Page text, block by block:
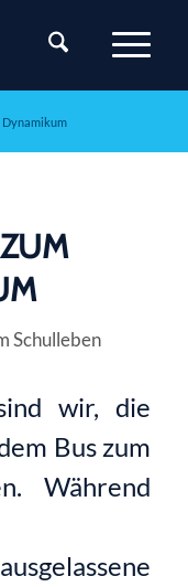
Dynamikum
Schulleben
wir, die
Bus zum
Während